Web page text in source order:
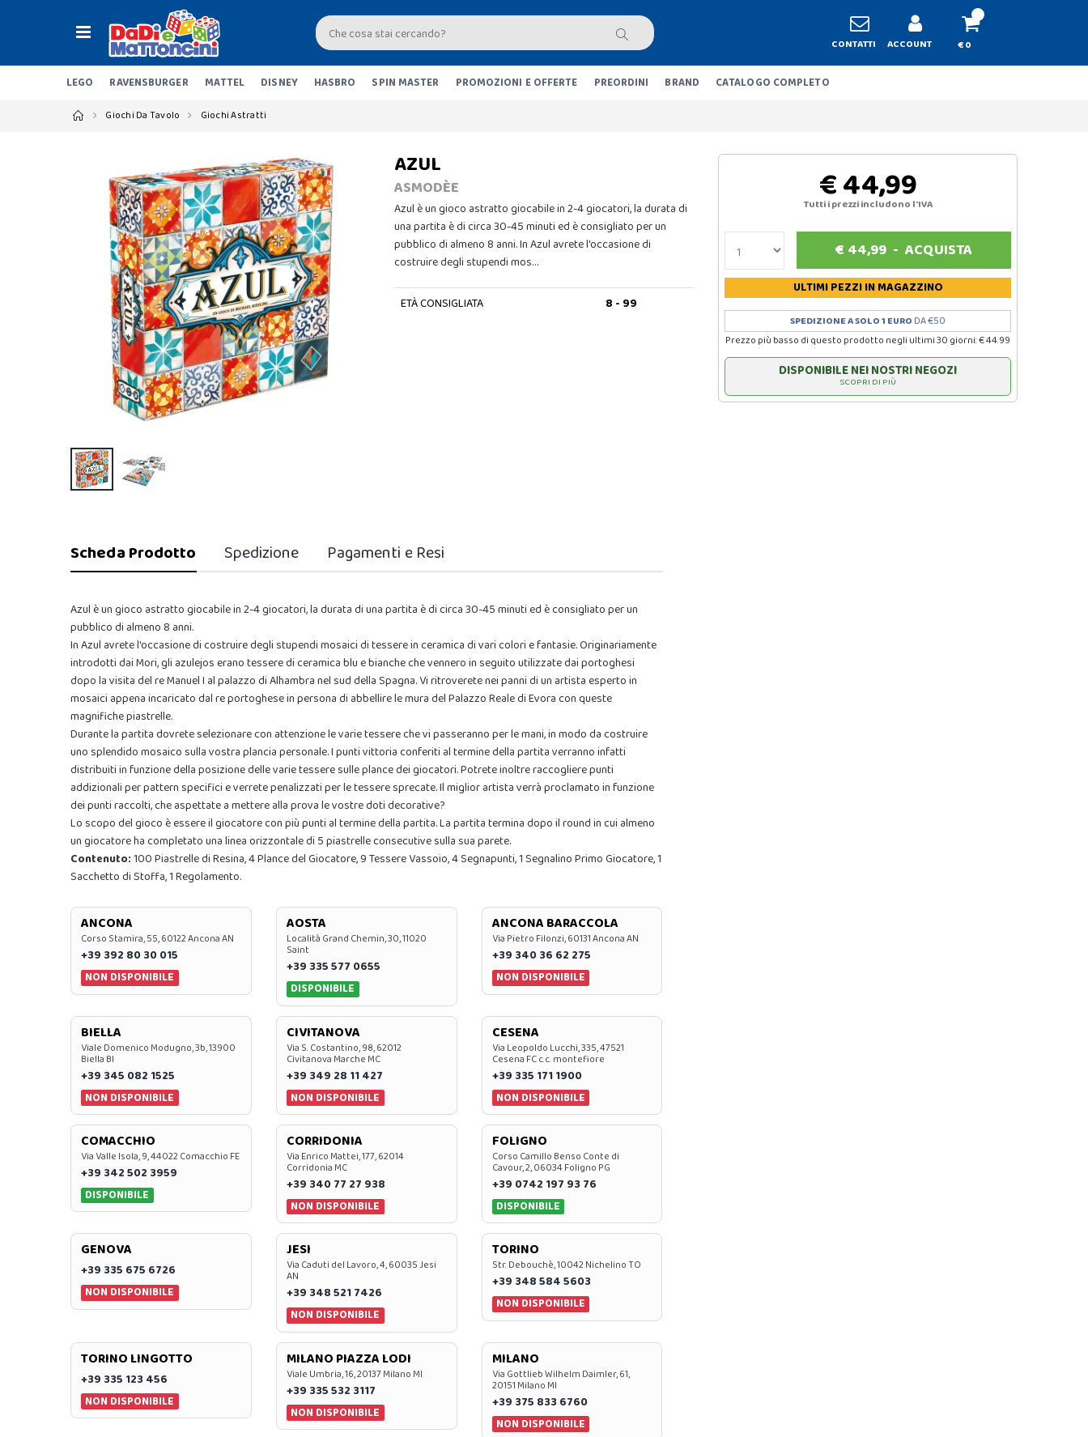
CONTATTI ACCOUNT € 0
LEGO RAVENSBURGER MATTEL DISNEY HASBRO SPIN MASTER PROMOZIONI E OFFERTE PREORDINI BRAND CATALOGO COMPLETO
Giochi Da Tavolo Giochi Astratti
AZUL
ASMODÈE
Azul è un gioco astratto giocabile in 2-4 giocatori, la durata di
una partita è di circa 30-45 minuti ed è consigliato per un
pubblico di almeno 8 anni. In Azul avrete l'occasione di
costruire degli stupendi mos…
ETÀ CONSIGLIATA 8 - 99
€ 44,99
Tutti i prezzi includono l'IVA
€ 44,99 -ACQUISTA
ULTIMI PEZZIIN MAGAZZINO
SPEDIZIONE A SOLO 1 EURO DA €50
Prezzo più basso di questo prodotto negli ultimi 30 giorni: € 44.99
DISPONIBILE NEI NOSTRI NEGOZI
SCOPRI DI PIÙ
Scheda Prodotto Spedizione Pagamenti e Resi
Azul è un gioco astratto giocabile in 2-4 giocatori, la durata di una partita è di circa 30-45 minuti ed è consigliato per un
pubblico di almeno 8 anni.
In Azul avrete l'occasione di costruire degli stupendi mosaici di tessere in ceramica di vari colori e fantasie. Originariamente
introdotti dai Mori, gli azulejos erano tessere di ceramica blu e bianche che vennero in seguito utilizzate dai portoghesi
dopo la visita del re Manuel I al palazzo di Alhambra nel sud della Spagna. Vi ritroverete nei panni di un artista esperto in
mosaici appena incaricato dal re portoghese in persona di abbellire le mura del Palazzo Reale di Evora con queste
magnifiche piastrelle.
Durante la partita dovrete selezionare con attenzione le varie tessere che vi passeranno per le mani, in modo da costruire
uno splendido mosaico sulla vostra plancia personale. I punti vittoria conferiti al termine della partita verranno infatti
distribuiti in funzione della posizione delle varie tessere sulle plance dei giocatori. Potrete inoltre raccogliere punti
addizionali per pattern specifici e verrete penalizzati per le tessere sprecate. Il miglior artista verrà proclamato in funzione
dei punti raccolti, che aspettate a mettere alla prova le vostre doti decorative?
Lo scopo del gioco è essere il giocatore con più punti al termine della partita. La partita termina dopo il round in cui almeno
un giocatore ha completato una linea orizzontale di 5 piastrelle consecutive sulla sua parete.
Contenuto:100 Piastrelle di Resina, 4 Plance del Giocatore, 9 Tessere Vassoio, 4 Segnapunti, 1 Segnalino Primo Giocatore, 1
Sacchetto di Stoffa, 1 Regolamento.
ANCONA
Corso Stamira, 55, 60122 Ancona AN
+39 392 80 30 015
NON DISPONIBILE
AOSTA
Località Grand Chemin, 30, 11020
Saint
+39 335 577 0655
DISPONIBILE
ANCONA BARACCOLA
Via Pietro Filonzi, 60131 Ancona AN
+39 340 36 62 275
NON DISPONIBILE
BIELLA
Viale Domenico Modugno, 3b, 13900
Biella BI
+39 345 082 1525
NON DISPONIBILE
CIVITANOVA
Via S. Costantino, 98, 62012
Civitanova Marche MC
+39 349 28 11 427
NON DISPONIBILE
CESENA
Via Leopoldo Lucchi, 335, 47521
Cesena FC c.c. montefiore
+39 335 171 1900
NON DISPONIBILE
COMACCHIO
Via Valle Isola, 9, 44022 Comacchio FE
+39 342 502 3959
DISPONIBILE
CORRIDONIA
Via Enrico Mattei, 177, 62014
Corridonia MC
+39 340 77 27 938
NON DISPONIBILE
FOLIGNO
Corso Camillo Benso Conte di
Cavour, 2, 06034 Foligno PG
+39 0742 197 93 76
DISPONIBILE
GENOVA
+39 335 675 6726
NON DISPONIBILE
JESI
Via Caduti del Lavoro, 4, 60035 Jesi
AN
+39 348 521 7426
NON DISPONIBILE
TORINO
Str. Debouchè, 10042 Nichelino TO
+39 348 584 5603
NON DISPONIBILE
TORINO LINGOTTO
+39 335 123 456
NON DISPONIBILE
MILANO PIAZZA LODI
Viale Umbria, 16, 20137 Milano MI
+39 335 532 3117
NON DISPONIBILE
MILANO
Via Gottlieb Wilhelm Daimler, 61,
20151 Milano MI
+39 375 833 6760
NON DISPONIBILE